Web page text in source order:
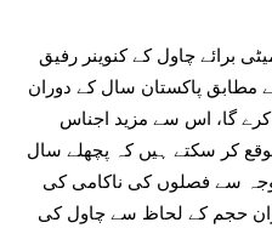
برائے چاول کے کنوینر رفیق
مطابق پاکستان سال کے دوران
پیدا کرے گا، اس سے مزید اجناس
کر سکتے ہیں کہ پچھلے سال
سے فصلوں کی ناکامی کی
حجم کے لحاظ سے چاول کی